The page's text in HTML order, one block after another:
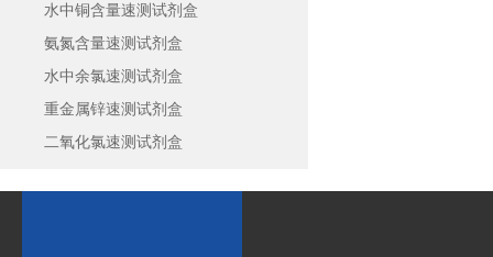
水中铜含量速测试剂盒
氨氮含量速测试剂盒
水中余氯速测试剂盒
重金属锌速测试剂盒
二氧化氯速测试剂盒